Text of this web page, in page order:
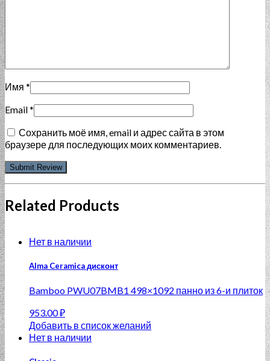
Имя *
Email*
Сохранить моё имя, email и адрес сайта в этом
браузере для последующих моих комментариев.
Related Products
Нет в наличии
Alma Ceramica дисконт
Bamboo PWU07BMB1 498×1092 панно из 6-и плиток
953.00₽
Добавить в список желаний
Нет в наличии